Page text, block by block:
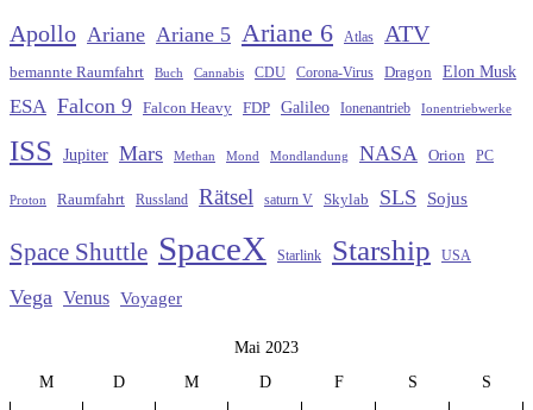
Apollo Ariane Ariane 5 Ariane 6 Atlas ATV
bemannte Raumfahrt Buch Cannabis CDU Corona-Virus Dragon Elon Musk
ESA Falcon 9 Falcon Heavy FDP Galileo Ionenantrieb Ionentriebwerke
ISS Jupiter Mars Methan Mond Mondlandung NASA Orion PC
Proton Raumfahrt Russland Rätsel saturn V Skylab SLS Sojus
Space Shuttle SpaceX Starlink Starship USA
Vega Venus Voyager
Mai 2023
M
D M D F S S